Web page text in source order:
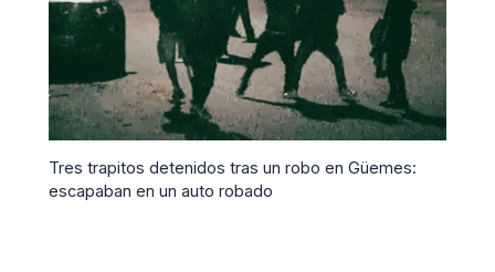
Tres trapitos detenidos tras un robo en Güemes:
escapaban en un auto robado